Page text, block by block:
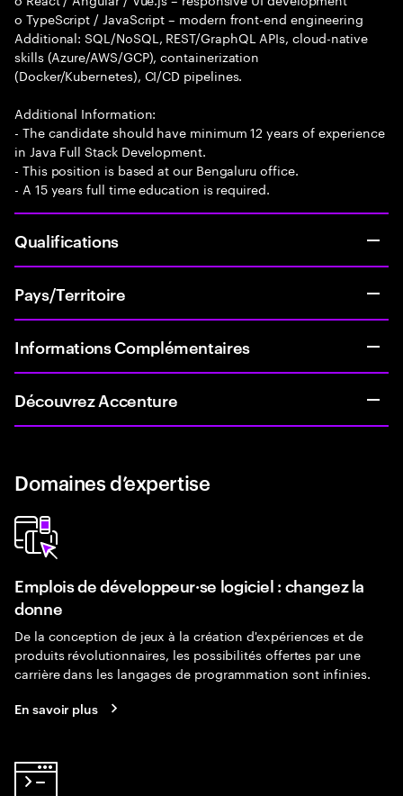
o TypeScript / JavaScript – modern front-end engineering
Additional: SQL/NoSQL, REST/GraphQL APIs, cloud-native
skills (Azure/AWS/GCP), containerization
(Docker/Kubernetes), CI/CD pipelines.
Additional Information:
- The candidate should have minimum 12 years of experience
in Java Full Stack Development.
- This position is based at our Bengaluru office.
- A 15 years full time education is required.
Qualifications
Pays/Territoire
Informations Complémentaires
Découvrez Accenture
Domaines d’expertise
Emplois de développeur·se logiciel : changez la
donne
De la conception de jeux à la création d'expériences et de
produits révolutionnaires, les possibilités offertes par une
carrière dans les langages de programmation sont infinies.
En savoir plus